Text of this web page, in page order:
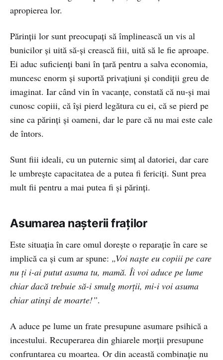
apropierea lor.
Părinții lor sunt preocupați să împlinească un vis al
bunicilor și uită să-și crească fiii, uită să le fie aproape.
Ei aduc suficienți bani în țară pentru a salva economia,
muncesc enorm și suportă privațiuni și condiții greu de
imaginat. Iar când vin în vacanțe, constată că nu-și mai
cunosc copiii, că își pierd legătura cu ei, că se pierd pe
sine ca părinți și oameni, dar le pare că nu mai este cale
de întors.
Sunt fiii ideali, cu un puternic simț al datoriei, dar care
le umbrește capacitatea de a putea fi fericiți. Sunt prea
mult fii pentru a mai putea fi și părinți.
Asumarea naşterii fraţilor
Este situația în care omul doreşte o reparaţie în care se
implică ca şi cum ar spune: „Voi naşte eu copiii pe care
nu ţi i-ai putut asuma tu, mamă. Îi voi aduce pe lume
chiar dacă trebuie să-i smulg morţii, mi-i voi asuma
chiar atinși de moarte!”.
A aduce pe lume un frate presupune asumare psihică a
incestului. Recuperarea din ghiarele morții presupune
confruntarea cu moartea. Or din această combinație nu